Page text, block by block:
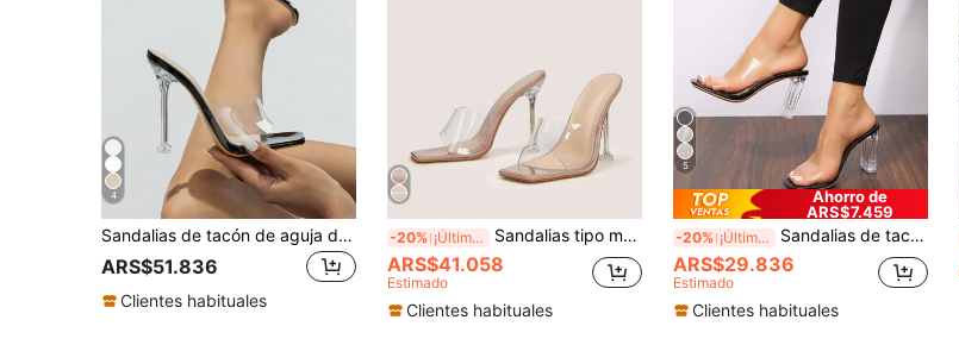
4
Sandalias de tacón de aguja de punta abierta transparentes para mujer, para verano y primavera, transpirables y cómodas
ARS$51.836
Clientes habituales
-20% ¡Últimos 3 días Sandalias tipo mule de tacón alto transparente con punta abierta para mujer, transpirables, sexys y vanguardistas, de verano, color rosa, sandalias de gelatina
ARS$41.058
Estimado
Clientes habituales
5
Ahorro de
ARS$7.459
-20% ¡Últimos 3 días Sandalias de tacón alto con punta abierta, sandalias de gelatina, elegantes, lujosas, sexys, minimalistas, para fiestas, eventos formales, negocios y casuales, moda primavera/verano 2025
ARS$29.836
Estimado
Clientes habituales